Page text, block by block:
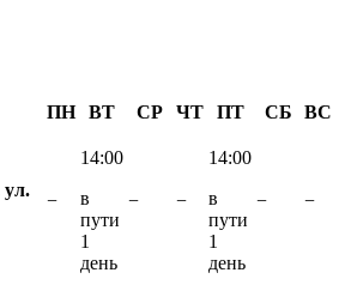
ПН ВТ СР ЧТ ПТ СБ ВС
ул.
−
14:00
в
пути
1
день
− −
14:00
в
пути
1
день
− −